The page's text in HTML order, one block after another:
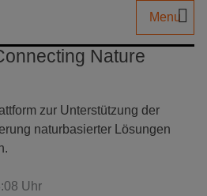
Menu
Nature
zur Unterstützung der
naturbasierter Lösungen
Uhr